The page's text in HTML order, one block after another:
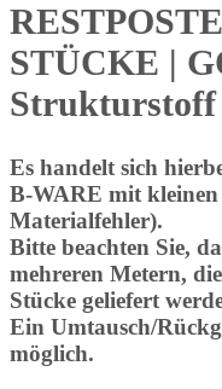
STÜCKE |
Strukturstoff
Es handelt sich
B-WARE mit
Materialfehler).
Bitte beachten Sie,
mehreren Metern,
Stücke geliefert
Ein Umtausch/
möglich.